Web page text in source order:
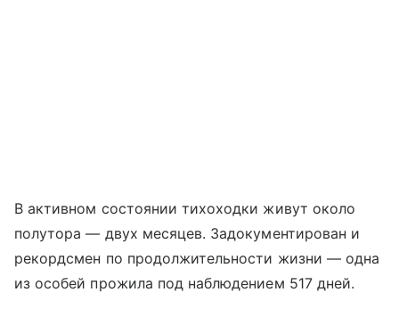
В активном состоянии тихоходки живут около
полутора — двух месяцев. Задокументирован и
рекордсмен по продолжительности жизни — одна
из особей прожила под наблюдением 517 дней.